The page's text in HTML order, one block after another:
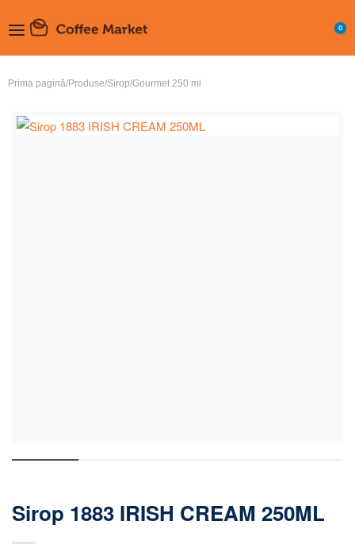
0
Prima pagină/Produse/Sirop/Gourmet 250 ml
Sirop 1883 IRISH CREAM 250ML